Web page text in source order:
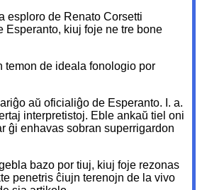
esploro de Renato Corsetti
Esperanto, kiuj foje ne tre bone
temon de ideala fonologio por
aŭ oficialiĝo de Esperanto. I. a.
interpretistoj. Eble ankaŭ tiel oni
ĝi enhavas sobran superrigardon
bazo por tiuj, kiuj foje rezonas
penetris ĉiujn terenojn de la vivo